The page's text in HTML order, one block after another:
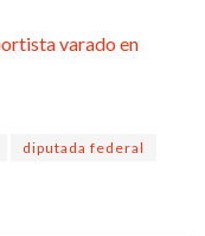
diputada federal